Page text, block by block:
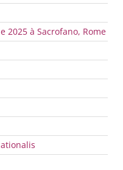
2025 à Sacrofano, Rome